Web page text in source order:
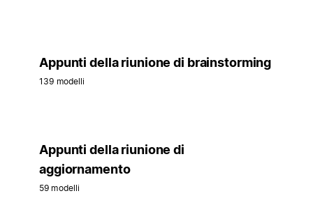
Appunti della riunione di brainstorming
139 modelli
Appunti della riunione di
aggiornamento
59 modelli